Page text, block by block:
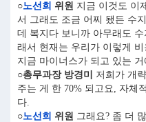
○노선희 위원 지금 이것도 이
서 그래도 조금 어찌 됐든 수
데 복지다 보니까 아무래도
래서 현재는 우리가 이렇게
지금 마이너스가 되고 있는 거
○총무과장 방경미
저희가 개
주는 게 한 70% 되고요, 자체
다.
○노선희 위원 그래요? 좀 더